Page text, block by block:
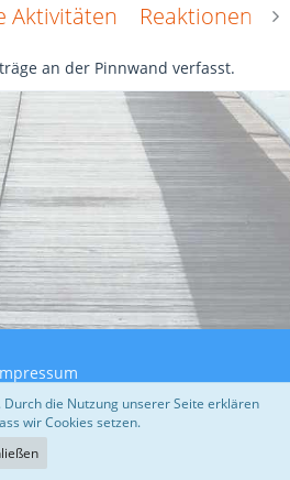
Aktivitäten Reaktionen
an der Pinnwand verfasst.
Durch die Nutzung unserer Seite erklären
wir Cookies setzen.